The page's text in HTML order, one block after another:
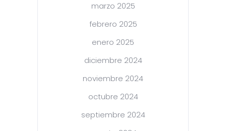
marzo 2025
febrero 2025
enero 2025
diciembre 2024
noviembre 2024
octubre 2024
septiembre 2024